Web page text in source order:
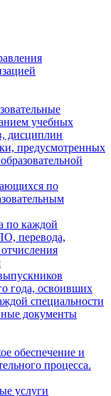
учебных
дисциплин
предусмотренных
по
по каждой
перевода,
года, освоивших
специальности
документы
обеспечение и
процесса.
услуги